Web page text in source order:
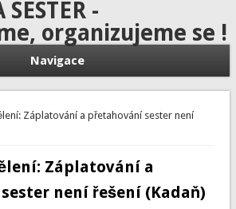
-
organizujeme se !
Navigace
Záplatování a přetahování sester není
Záplatování a
není řešení (Kadaň)